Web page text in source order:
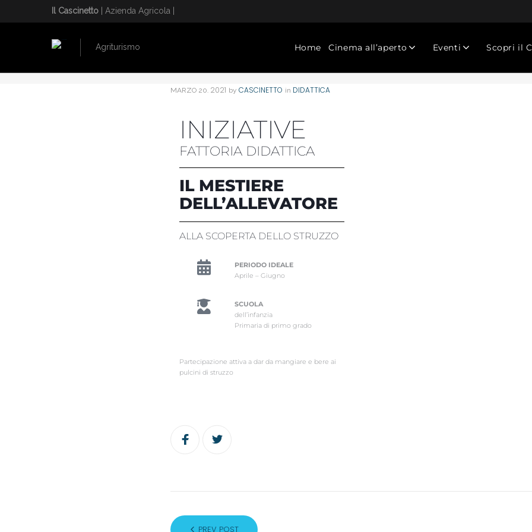
Il Cascinetto | Azienda Agricola |
Agriturismo Home Cinema all’aperto Eventi Scopri il
IL MESTIERE DELL’ALLEVATORE
MARZO 20. 2021 by CASCINETTO in DIDATTICA
INIZIATIVE
FATTORIA DIDATTICA
IL MESTIERE
DELL’ALLEVATORE
ALLA SCOPERTA DELLO STRUZZO
PERIODO IDEALE
Aprile – Giugno
SCUOLA
dell’infanzia
Primaria di primo grado
Partecipazione attiva a dar da mangiare e bere ai
pulcini di struzzo
PREV POST